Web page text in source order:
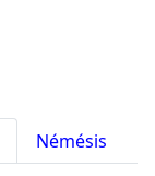
Némésis